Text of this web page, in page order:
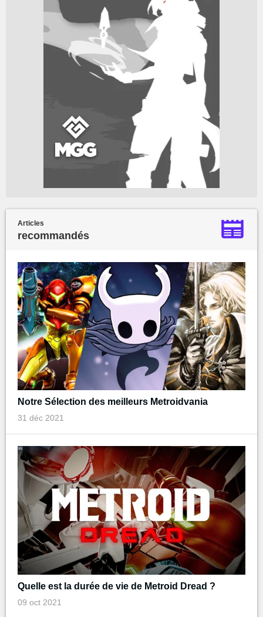
Articles
recommandés
Notre Sélection des meilleurs Metroidvania
31 déc 2021
Quelle est la durée de vie de Metroid Dread ?
09 oct 2021